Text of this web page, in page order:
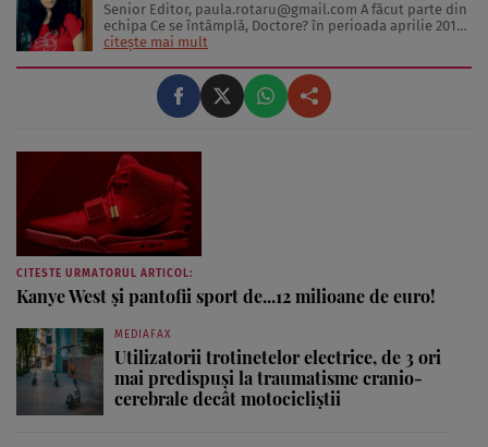
Senior Editor, paula.rotaru@gmail.com
echipa Ce se întâmplă, Doctore? în perioada aprilie 2013-
decembrie 2023. Articolele sale cuprind informații despre
și sănătatea emoțională. Colaborări: Viața ...
citește mai mult
CITESTE URMATORUL ARTICOL:
Kanye West şi pantofii sport de...12 milioane de euro!
MEDIAFAX
Utilizatorii trotinetelor electrice, de 3 ori
mai predispuși la traumatisme cranio-
cerebrale decât motocicliștii